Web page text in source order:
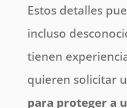
Estos detalles
incluso
tienen
quieren solicitar
para proteger a